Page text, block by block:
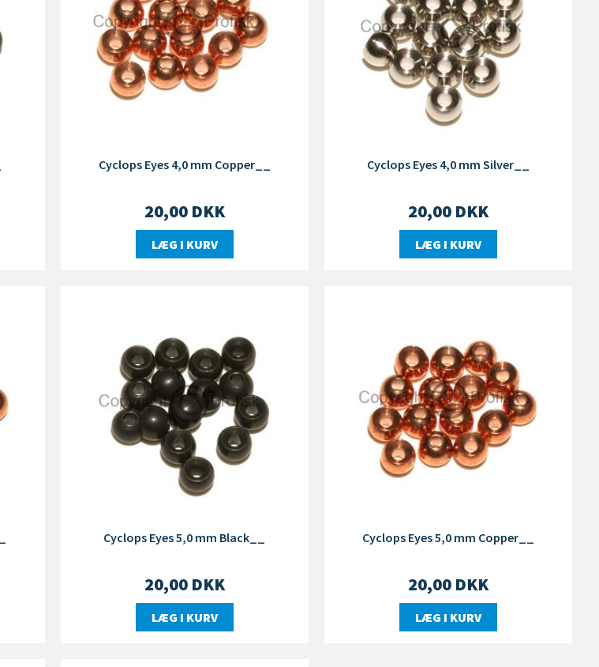
Cyclops Eyes 4,0 mm Copper__
20,00 DKK
LÆG I KURV
Cyclops Eyes 4,0 mm Silver__
20,00 DKK
LÆG I KURV
Cyclops Eyes 5,0 mm Black__
20,00 DKK
LÆG I KURV
Cyclops Eyes 5,0 mm Copper__
20,00 DKK
LÆG I KURV